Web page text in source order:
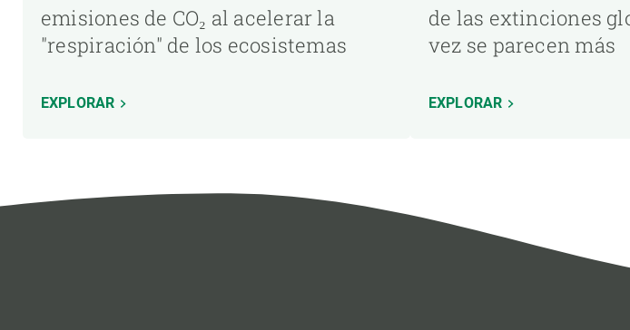
emisiones de CO₂ al acelerar la
"respiración" de los ecosistemas
EXPLORAR
de las extinciones
vez se parecen más
EXPLORAR